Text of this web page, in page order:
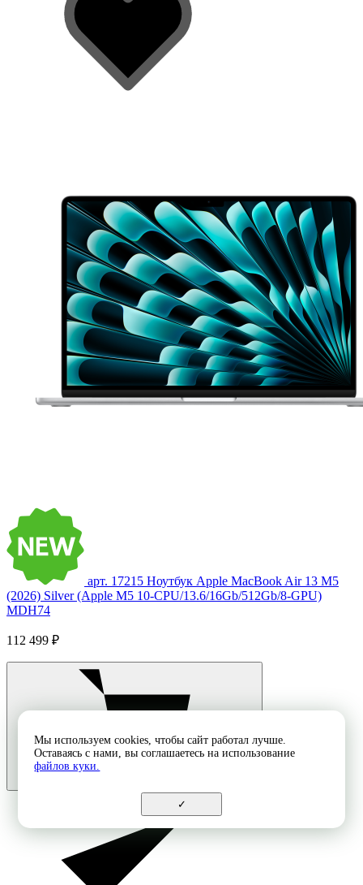
арт. 17215 Ноутбук Apple MacBook Air 13 M5
(2026) Silver (Apple M5 10-CPU/13.6/16Gb/512Gb/8-GPU)
MDH74
112 499 ₽
Мы используем cookies, чтобы сайт работал лучше.
Оставаясь с нами, вы соглашаетесь на использование
файлов куки.
✓